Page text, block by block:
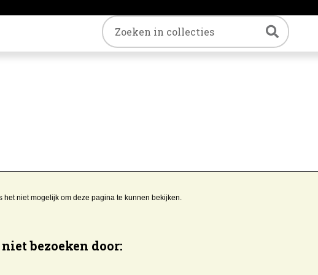
Trefwoord Zoeken
niet mogelijk om deze pagina te kunnen bekijken.
bezoeken door: